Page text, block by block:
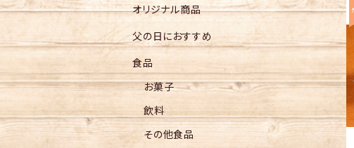
オリジナル商品
父の日におすすめ
食品
お菓子
飲料
その他食品